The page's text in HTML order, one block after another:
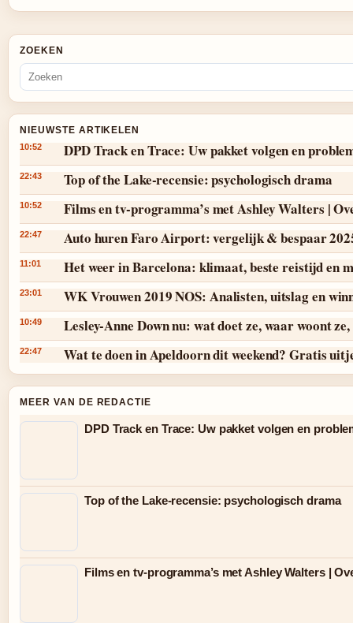
ZOEKEN
NIEUWSTE ARTIKELEN
10:52 DPD Track en Trace: Uw pakket volgen en
22:43 Top of the Lake-recensie: psychologisch drama
10:52 Films en tv-programma’s met Ashley Walters |
22:47 Auto huren Faro Airport: vergelijk & bespaar
11:01 Het weer in Barcelona: klimaat, beste reistijd en
23:01 WK Vrouwen 2019 NOS: Analisten, uitslag en
10:49 Lesley-Anne Down nu: wat doet ze, waar woont
22:47 Wat te doen in Apeldoorn dit weekend? Gratis
MEER VAN DE REDACTIE
DPD Track en Trace: Uw pakket volgen en
Top of the Lake-recensie: psychologisch drama
Films en tv-programma’s met Ashley Walters |